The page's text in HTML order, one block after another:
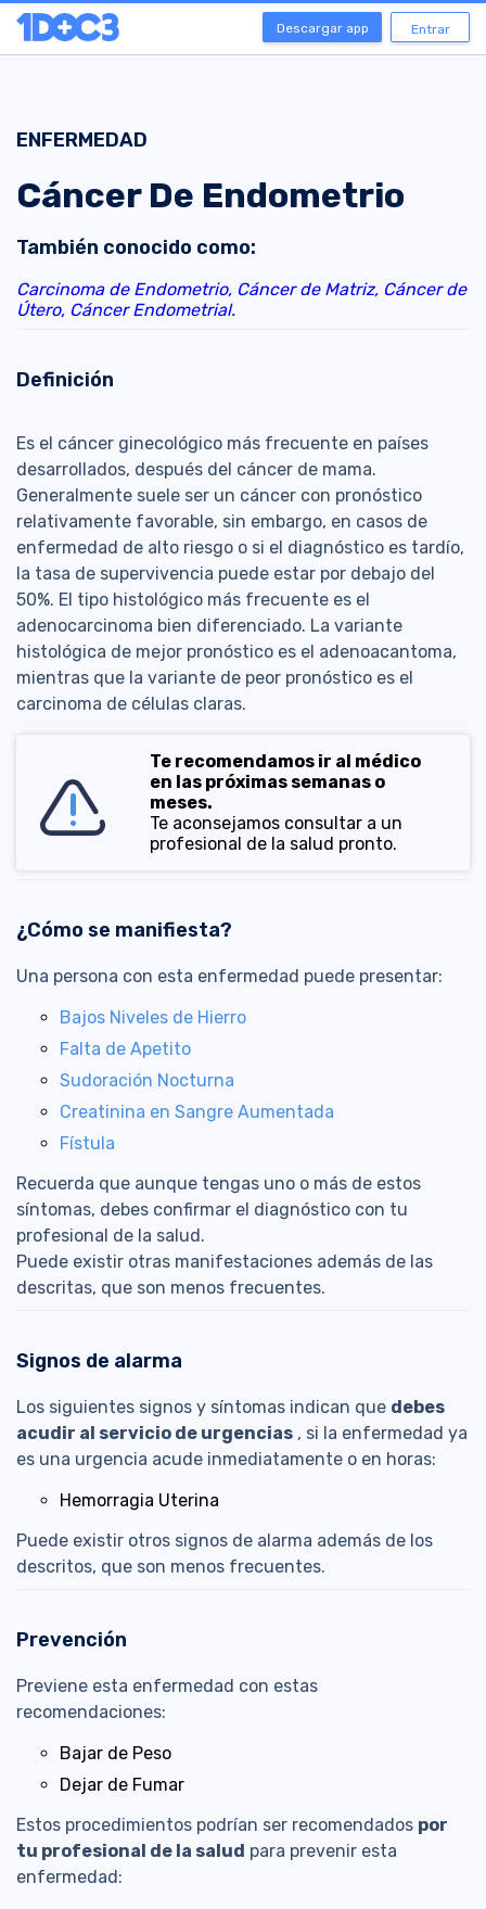
Descargar app Entrar
ENFERMEDAD
Cáncer De Endometrio
También conocido como:
Carcinoma de Endometrio, Cáncer de Matriz, Cáncer de
Útero, Cáncer Endometrial.
Definición
Es el cáncer ginecológico más frecuente en países
desarrollados, después del cáncer de mama.
Generalmente suele ser un cáncer con pronóstico
relativamente favorable, sin embargo, en casos de
enfermedad de alto riesgo o si el diagnóstico es tardío,
la tasa de supervivencia puede estar por debajo del
50%. El tipo histológico más frecuente es el
adenocarcinoma bien diferenciado. La variante
histológica de mejor pronóstico es el adenoacantoma,
mientras que la variante de peor pronóstico es el
carcinoma de células claras.
Te recomendamos ir al médico
en las próximas semanas o
meses.
Te aconsejamos consultar a un
profesional de la salud pronto.
¿Cómo se manifiesta?
Una persona con esta enfermedad puede presentar:
Bajos Niveles de Hierro
Falta de Apetito
Sudoración Nocturna
Creatinina en Sangre Aumentada
Fístula
Recuerda que aunque tengas uno o más de estos
síntomas, debes confirmar el diagnóstico con tu
profesional de la salud.
Puede existir otras manifestaciones además de las
descritas, que son menos frecuentes.
Signos de alarma
Los siguientes signos y síntomas indican que debes
acudir al servicio de urgencias , si la enfermedad ya
es una urgencia acude inmediatamente o en horas:
Hemorragia Uterina
Puede existir otros signos de alarma además de los
descritos, que son menos frecuentes.
Prevención
Previene esta enfermedad con estas
recomendaciones:
Bajar de Peso
Dejar de Fumar
Estos procedimientos podrían ser recomendados por
tu profesional de la salud para prevenir esta
enfermedad: